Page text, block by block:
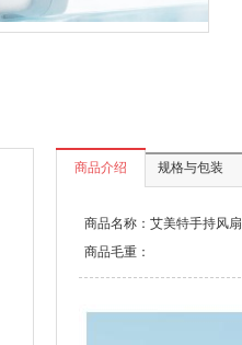
商品介绍 规格与包装
商品名称：艾美特手持风扇
商品毛重：